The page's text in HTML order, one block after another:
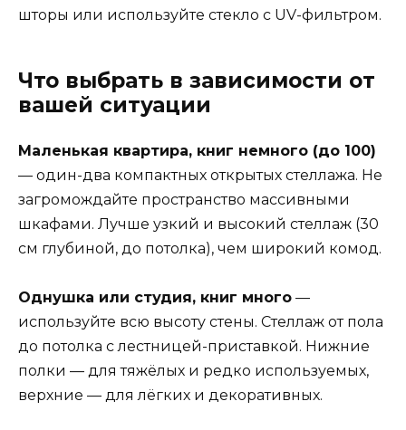
шторы или используйте стекло с UV-фильтром.
Что выбрать в зависимости от
вашей ситуации
Маленькая квартира, книг немного (до 100)
— один-два компактных открытых стеллажа. Не
загромождайте пространство массивными
шкафами. Лучше узкий и высокий стеллаж (30
см глубиной, до потолка), чем широкий комод.
Однушка или студия, книг много —
используйте всю высоту стены. Стеллаж от пола
до потолка с лестницей-приставкой. Нижние
полки — для тяжёлых и редко используемых,
верхние — для лёгких и декоративных.